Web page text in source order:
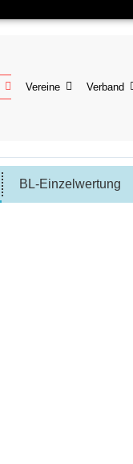
Vereine Verband
BL-Einzelwertung